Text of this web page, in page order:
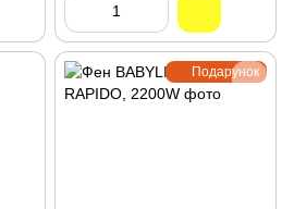
Подарунок